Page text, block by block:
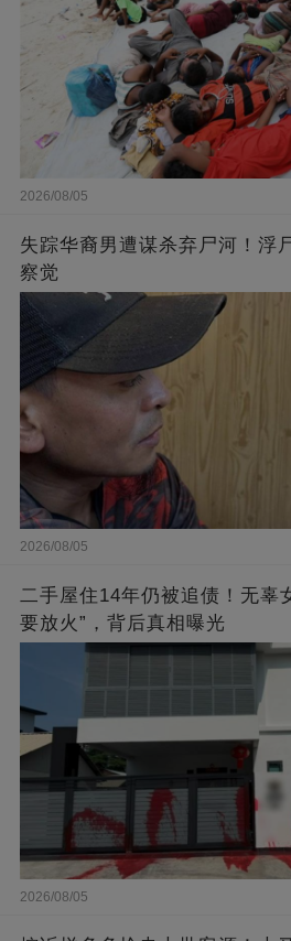
2026/08/05
失踪华裔男遭谋杀弃尸河！浮
察觉
2026/08/05
二手屋住14年仍被追债！无辜
要放火”，背后真相曝光
2026/08/05